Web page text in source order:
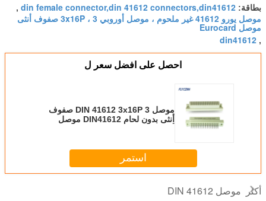
بطاقة: din female connector,din 41612 connectors,din41612
,
موصل يورو 41612 غير ملحوم ، موصل أوروبي 3x16P ، 3 صفوف أنثى
موصل Eurocard
,
din41612
احصل على افضل سعر ل
موصل DIN 41612 3x16P 3 صفوف
أنثى بدون لحام DIN41612 موصل
استمر
أكثر موصل DIN 41612